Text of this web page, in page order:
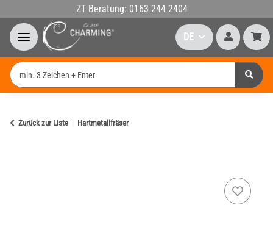
ZT Beratung: 0163 244 2404
DE
Zurück zur Liste Hartmetallfräser